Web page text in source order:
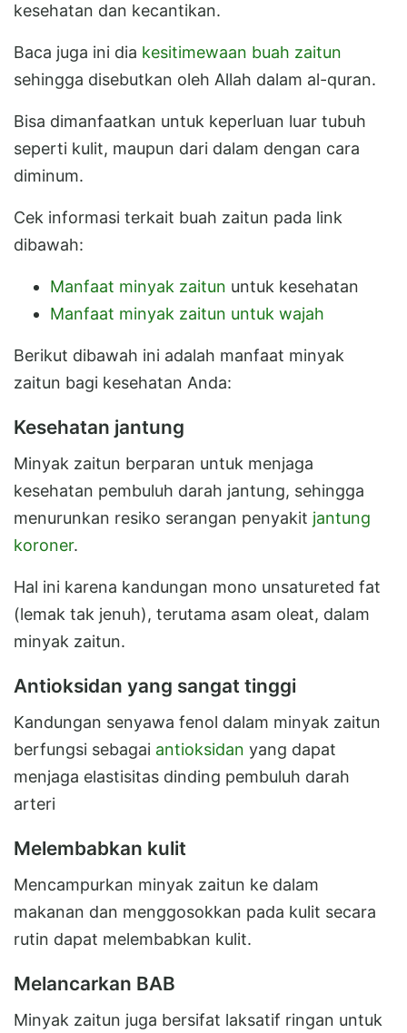
kesehatan dan kecantikan.
Baca juga ini dia kesitimewaan buah zaitun
sehingga disebutkan oleh Allah dalam al-quran.
Bisa dimanfaatkan untuk keperluan luar tubuh
seperti kulit, maupun dari dalam dengan cara
diminum.
Cek informasi terkait buah zaitun pada link
dibawah:
Manfaat minyak zaitun untuk kesehatan
Manfaat minyak zaitun untuk wajah
Berikut dibawah ini adalah manfaat minyak
zaitun bagi kesehatan Anda:
Kesehatan jantung
Minyak zaitun berparan untuk menjaga
kesehatan pembuluh darah jantung, sehingga
menurunkan resiko serangan penyakit jantung
koroner.
Hal ini karena kandungan mono unsatureted fat
(lemak tak jenuh), terutama asam oleat, dalam
minyak zaitun.
Antioksidan yang sangat tinggi
Kandungan senyawa fenol dalam minyak zaitun
berfungsi sebagai antioksidan yang dapat
menjaga elastisitas dinding pembuluh darah
arteri
Melembabkan kulit
Mencampurkan minyak zaitun ke dalam
makanan dan menggosokkan pada kulit secara
rutin dapat melembabkan kulit.
Melancarkan BAB
Minyak zaitun juga bersifat laksatif ringan untuk